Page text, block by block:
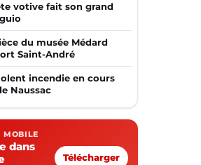
votive fait son grand
du musée Médard
Saint-André
incendie en cours
Naussac
MOBILE
dans
Télécharger